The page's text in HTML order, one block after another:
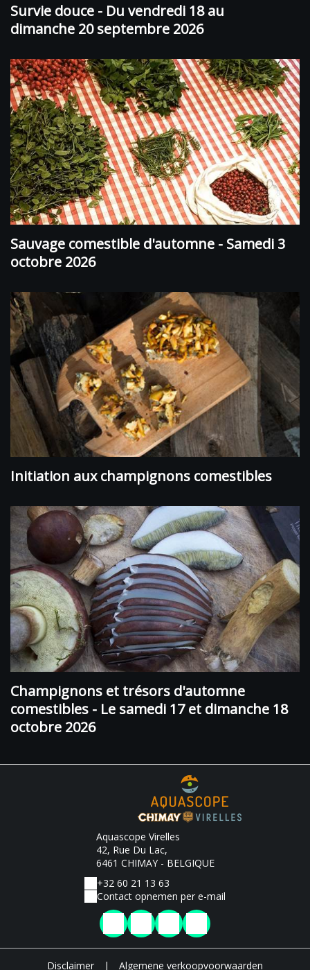
Survie douce - Du vendredi 18 au
dimanche 20 septembre 2026
Sauvage comestible d'automne - Samedi 3
octobre 2026
Initiation aux champignons comestibles
Champignons et trésors d'automne
comestibles - Le samedi 17 et dimanche 18
octobre 2026
Aquascope Virelles
42, Rue Du Lac,
6461 CHIMAY - BELGIQUE
+32 60 21 13 63
Contact opnemen per e-mail
Disclaimer | Algemene verkoopvoorwaarden